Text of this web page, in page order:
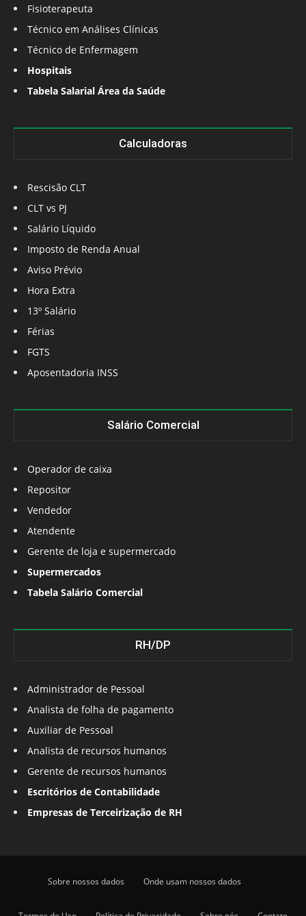
Fisioterapeuta
Técnico em Análises Clínicas
Técnico de Enfermagem
Hospitais
Tabela Salarial Área da Saúde
Calculadoras
Rescisão CLT
CLT vs PJ
Salário Líquido
Imposto de Renda Anual
Aviso Prévio
Hora Extra
13º Salário
Férias
FGTS
Aposentadoria INSS
Salário Comercial
Operador de caixa
Repositor
Vendedor
Atendente
Gerente de loja e supermercado
Supermercados
Tabela Salário Comercial
RH/DP
Administrador de Pessoal
Analista de folha de pagamento
Auxiliar de Pessoal
Analista de recursos humanos
Gerente de recursos humanos
Escritórios de Contabilidade
Empresas de Terceirização de RH
Sobre nossos dados Onde usam nossos dados